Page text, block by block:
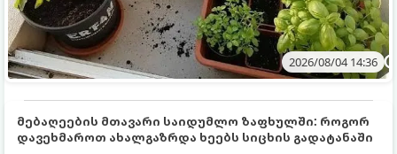
2026/08/04 14:36
მებაღეების მთავარი საიდუმლო ზაფხულში: როგორ
დავეხმაროთ ახალგაზრდა ხეებს სიცხის გადატანაში